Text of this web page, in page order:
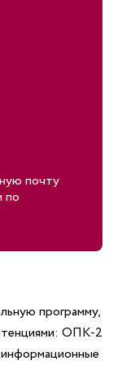
почту
по
программу,
ОПК-2